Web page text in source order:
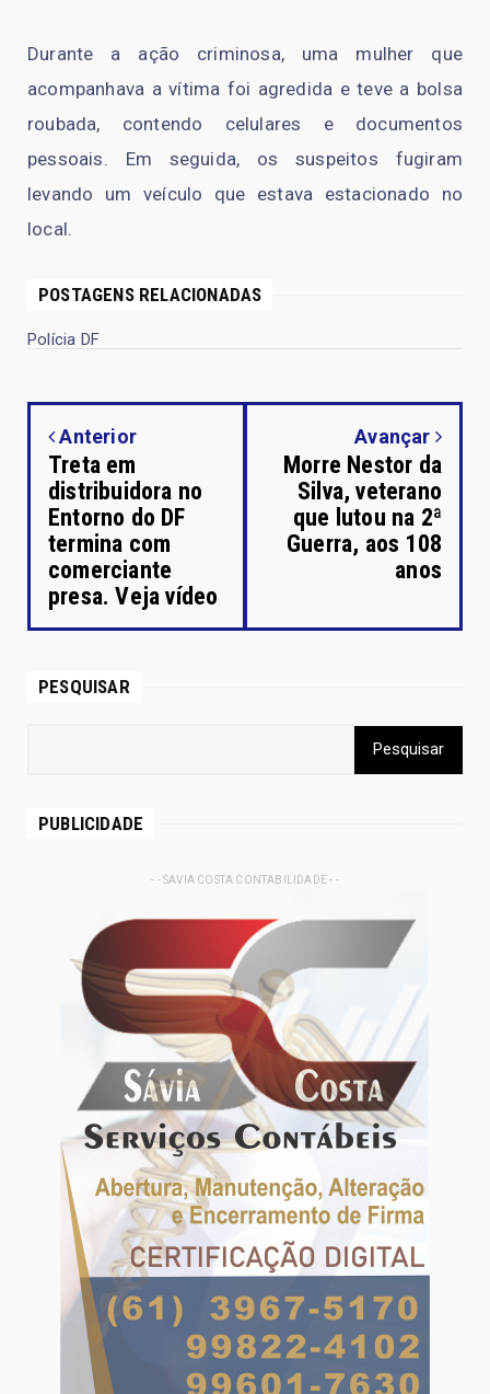
Durante a ação criminosa, uma mulher que
acompanhava a vítima foi agredida e teve a bolsa
roubada, contendo celulares e documentos
pessoais. Em seguida, os suspeitos fugiram
levando um veículo que estava estacionado no
local.
POSTAGENS RELACIONADAS
Polícia DF
Anterior
Treta em
distribuidora no
Entorno do DF
termina com
comerciante
presa. Veja vídeo
Avançar
Morre Nestor da
Silva, veterano
que lutou na 2ª
Guerra, aos 108
anos
PESQUISAR
PUBLICIDADE
- - SAVIA COSTA CONTABILIDADE - -